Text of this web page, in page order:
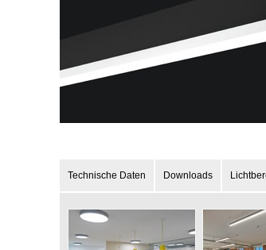
Technische Daten Downloads